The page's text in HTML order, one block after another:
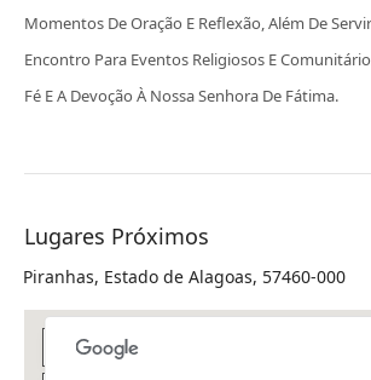
Momentos De Oração E Reflexão, Além De
Encontro Para Eventos Religiosos E
Fé E A Devoção À Nossa Senhora De Fátima.
Lugares Próximos
Piranhas, Estado de Alagoas, 57460-000